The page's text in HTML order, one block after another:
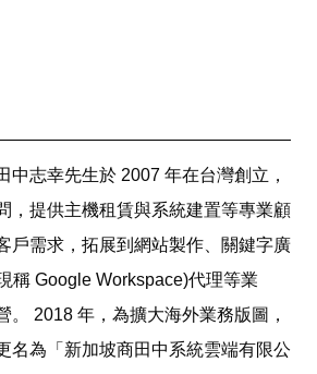
中志幸先生於 2007 年在台灣創立，
，提供主機租賃與系統建置等專業顧
戶需求，拓展到網站製作、關鍵字廣
稱 Google Workspace)代理等業
。 2018 年，為擴大海外業務版圖，
名為「新加坡商田中系統雲端有限公